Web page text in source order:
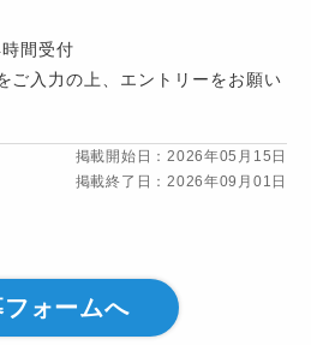
間受付
ご入力の上、エントリーをお願い
掲載開始日：2026年05月15日
掲載終了日：2026年09月01日
ォームへ